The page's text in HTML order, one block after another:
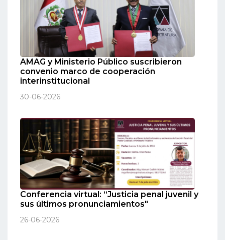
AMAG y Ministerio Público suscribieron
convenio marco de cooperación
interinstitucional
30-06-2026
Conferencia virtual: “Justicia penal juvenil y
sus últimos pronunciamientos"
26-06-2026